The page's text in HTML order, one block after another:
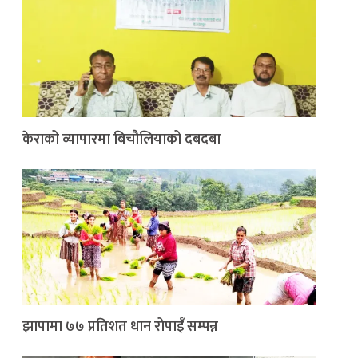
केराको व्यापारमा बिचौलियाको दबदबा
झापामा ७७ प्रतिशत धान रोपाइँ सम्पन्न